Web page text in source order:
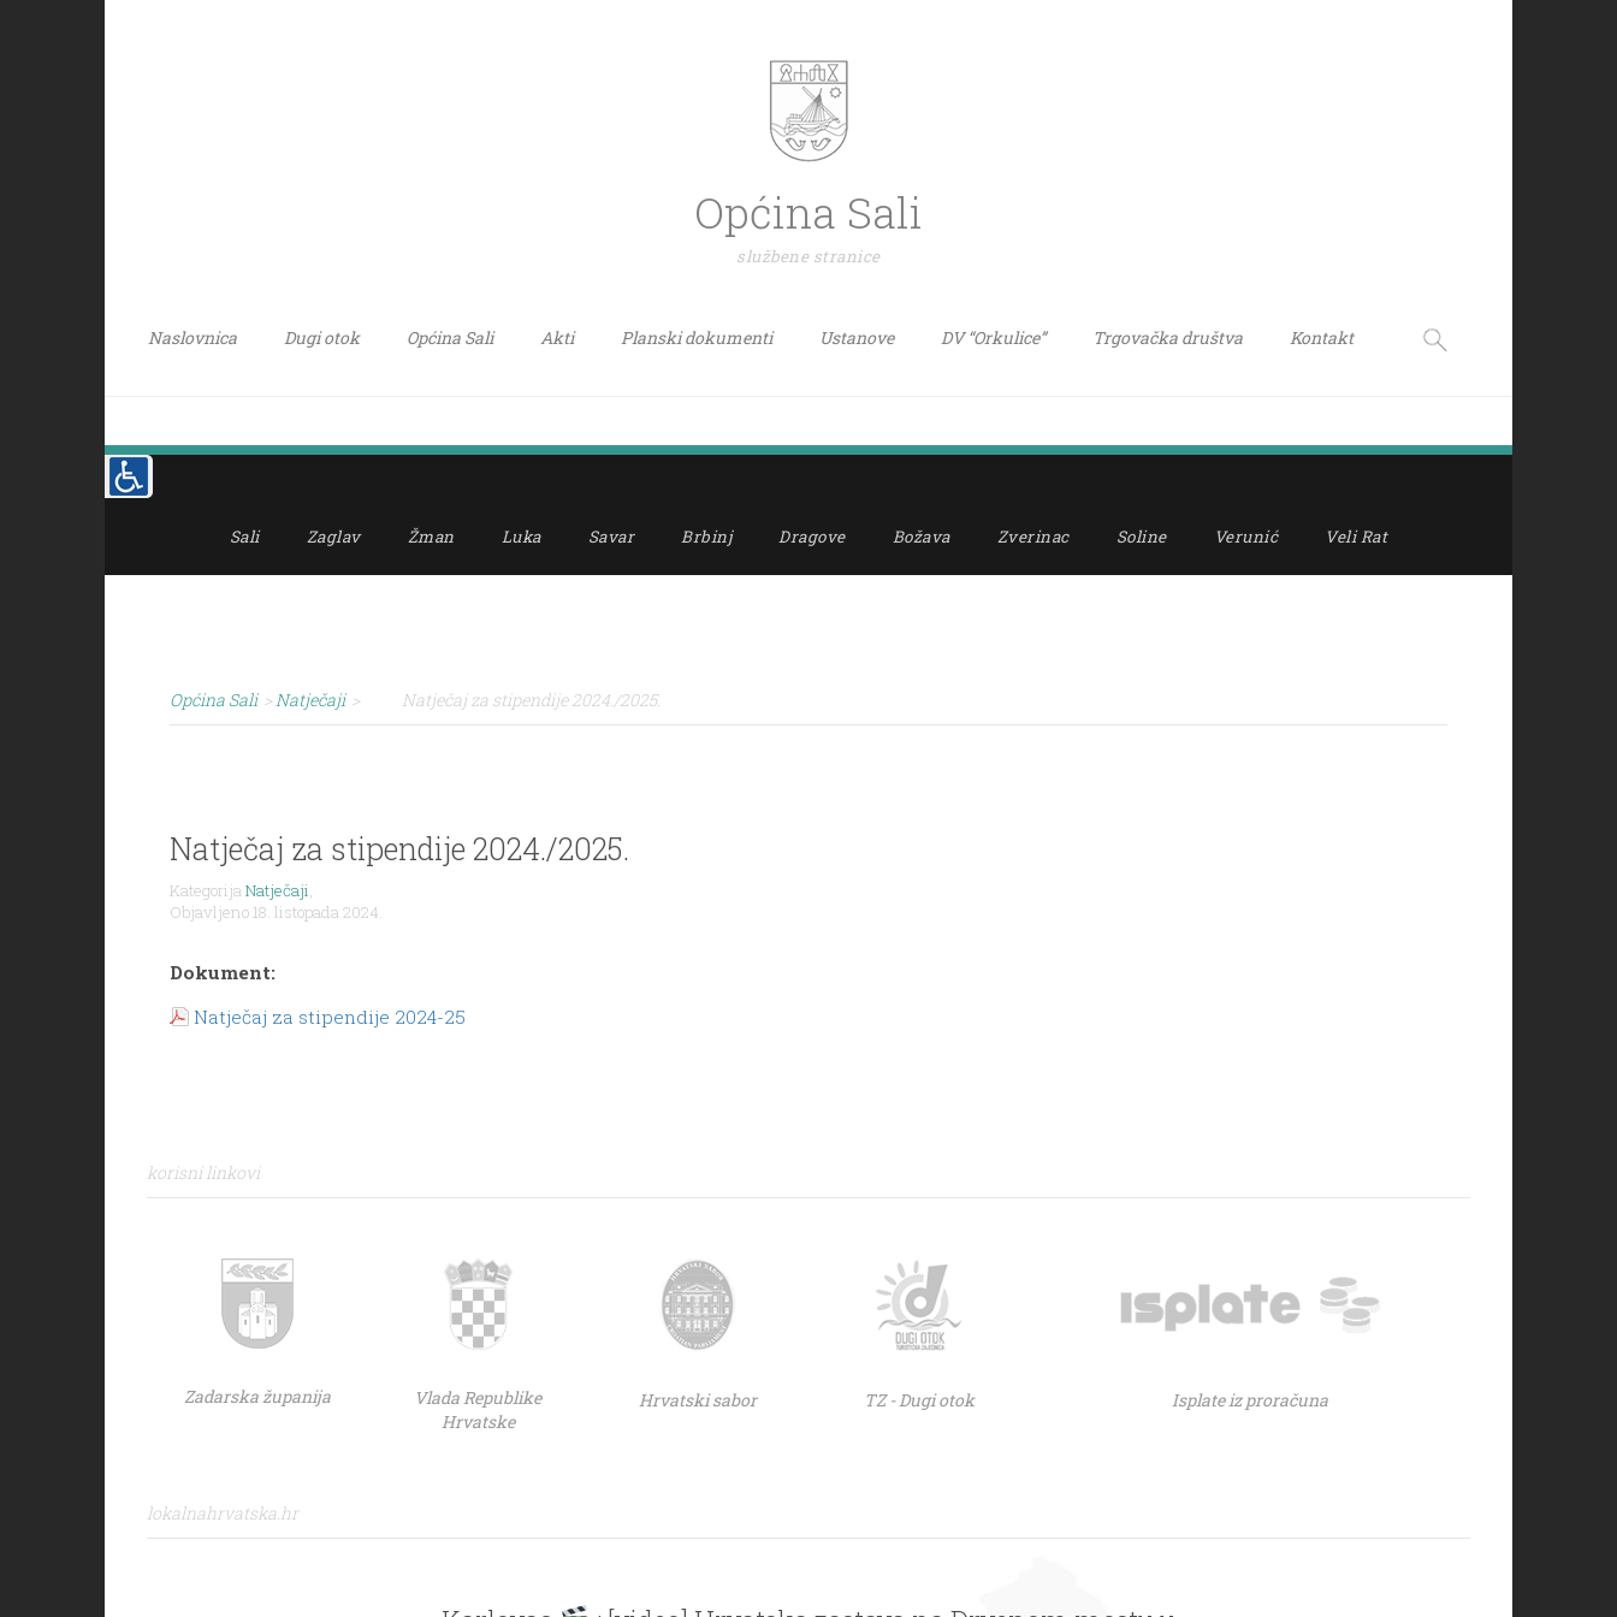
Općina Sali
službene stranice
Naslovnica Dugi otok Općina Sali Akti Planski dokumenti Ustanove DV “Orkulice” Trgovačka društva Kontakt
Sali Zaglav Žman Luka Savar Brbinj Dragove Božava Zverinac Soline Verunić Veli Rat
Općina Sali > Natječaji > Natječaj za stipendije 2024./2025.
Natječaj za stipendije 2024./2025.
KategorijaNatječaji,
Objavljeno 18. listopada 2024.
Dokument:
Natječaj za stipendije 2024-25
korisni linkovi
Zadarska županija
Vlada Republike
Hrvatske
Hrvatski sabor TZ - Dugi otok Isplate iz proračuna
lokalnahrvatska.hr